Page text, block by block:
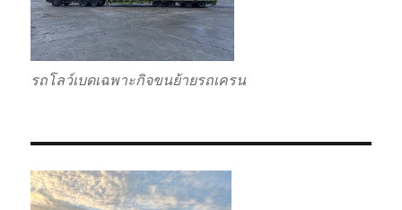
รถโลว์เบดเฉพาะกิจขนย้ายรถเครน